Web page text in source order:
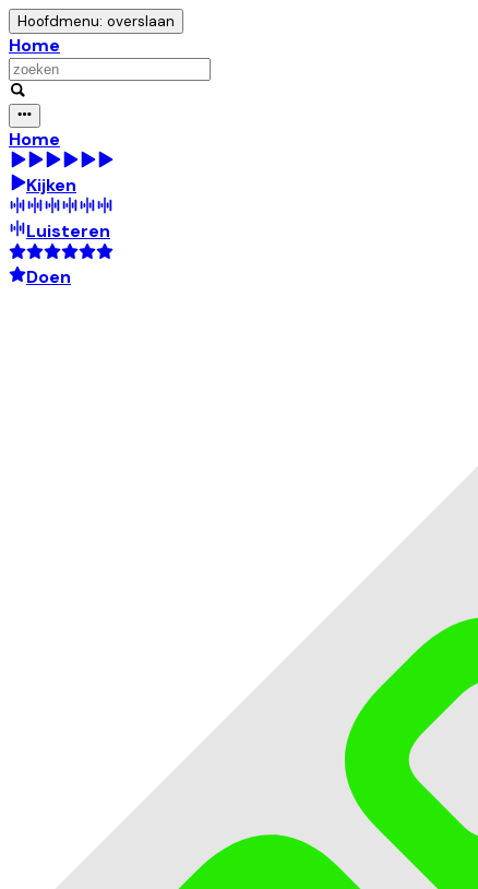
Hoofdmenu: overslaan
Home
Home
Kijken
Luisteren
Doen